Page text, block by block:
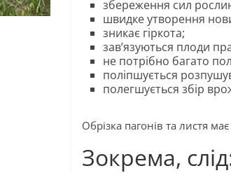
збереження сил
швидке утворення
зникає гіркота;
зав’язуються плоди
не потрібно багато
поліпшується
полегшується збір
Обрізка пагонів та листя
Зокрема,